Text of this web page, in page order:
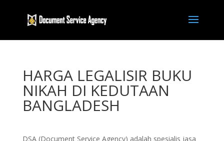
HARGA LEGALISIR BUKU
NIKAH DI KEDUTAAN
BANGLADESH
DSA (Document Service Agency) adalah spesialis jasa